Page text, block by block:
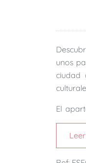
unos
ciudad
El
estilo y